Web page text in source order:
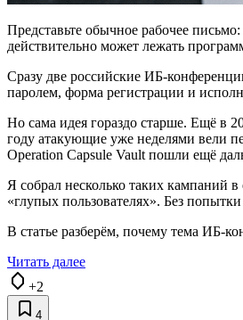
Представьте обычное рабочее
действительно может лежать
Сразу две российские ИБ-
паролем, форма регистрации и
Но сама идея гораздо старше. Ещё в
году атакующие уже неделями вели
Operation Capsule Vault пошли ещё
Я собрал несколько таких кампаний
«глупых пользователях». Без
В статье разберём, почему тема ИБ-
Читать далее
+2
4